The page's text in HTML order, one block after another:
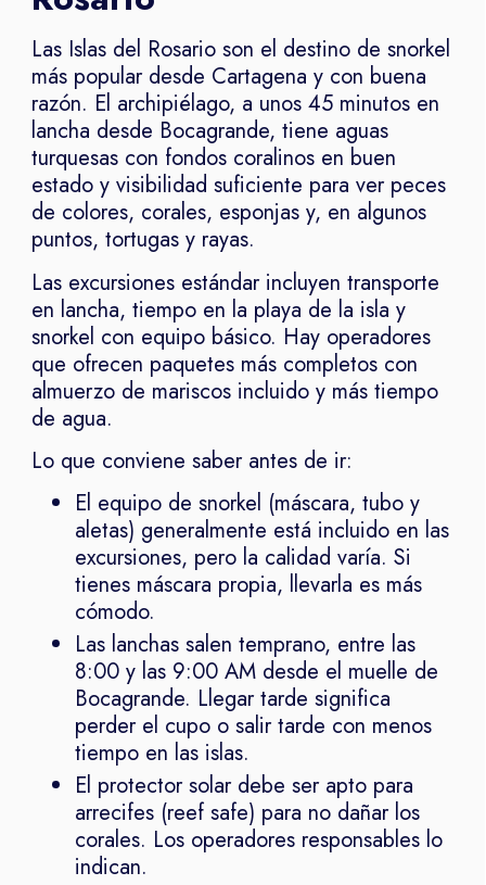
Las Islas del Rosario son el destino de snorkel
más popular desde Cartagena y con buena
razón. El archipiélago, a unos 45 minutos en
lancha desde Bocagrande, tiene aguas
turquesas con fondos coralinos en buen
estado y visibilidad suficiente para ver peces
de colores, corales, esponjas y, en algunos
puntos, tortugas y rayas.
Las excursiones estándar incluyen transporte
en lancha, tiempo en la playa de la isla y
snorkel con equipo básico. Hay operadores
que ofrecen paquetes más completos con
almuerzo de mariscos incluido y más tiempo
de agua.
Lo que conviene saber antes de ir:
El equipo de snorkel (máscara, tubo y
aletas) generalmente está incluido en las
excursiones, pero la calidad varía. Si
tienes máscara propia, llevarla es más
cómodo.
Las lanchas salen temprano, entre las
8:00 y las 9:00 AM desde el muelle de
Bocagrande. Llegar tarde significa
perder el cupo o salir tarde con menos
tiempo en las islas.
El protector solar debe ser apto para
arrecifes (reef safe) para no dañar los
corales. Los operadores responsables lo
indican.